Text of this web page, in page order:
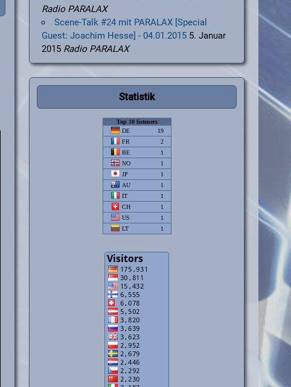
Radio PARALAX
Scene-Talk #24 mit PARALAX [Special
Guest: Joachim Hesse] - 04.01.2015 5. Januar
2015 Radio PARALAX
Statistik